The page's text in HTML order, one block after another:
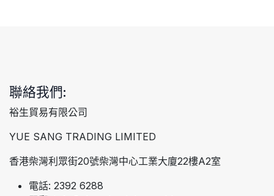
聯絡我們:
裕生貿易有限公司
YUE SANG TRADING LIMITED
香港柴灣利眾街20號柴灣中心工業大廈22樓A2室
電話: 2392 6288